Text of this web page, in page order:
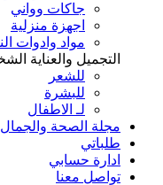
جاكات وواني
اجهزة منزلية
مواد وادوات
التجميل والعناية
للشعر
للبشرة
لـ الاطفال
مجلة الصحة والجمال
طلباتي
ادارة حسابي
تواصل معنا